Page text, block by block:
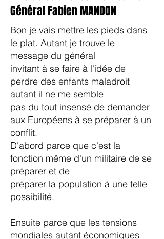
Général Fabien MANDON
Bon je vais mettre les pieds dans
le plat. Autant je trouve le
message du général
invitant à se faire à l'idée de
perdre des enfants maladroit
autant il ne me semble
pas du tout insensé de demander
aux Européens à se préparer à un
conflit.
D'abord parce que c'est la
fonction même d'un militaire de se
préparer et de
préparer la population à une telle
possibilité.
Ensuite parce que les tensions
mondiales autant économiques